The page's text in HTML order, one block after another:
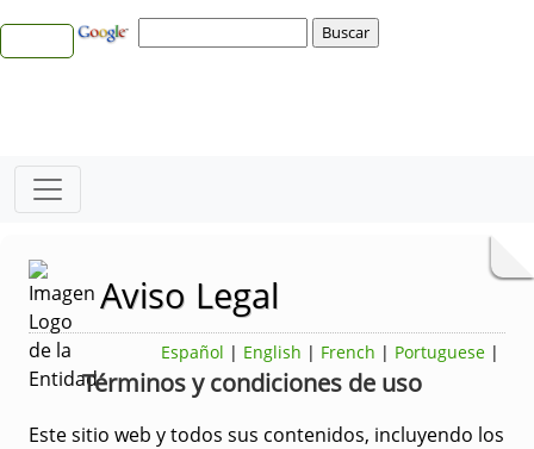
Aviso Legal
Español | English | French | Portuguese |
Términos y condiciones de uso
Este sitio web y todos sus contenidos, incluyendo los